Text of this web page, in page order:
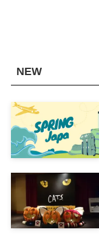
NEW